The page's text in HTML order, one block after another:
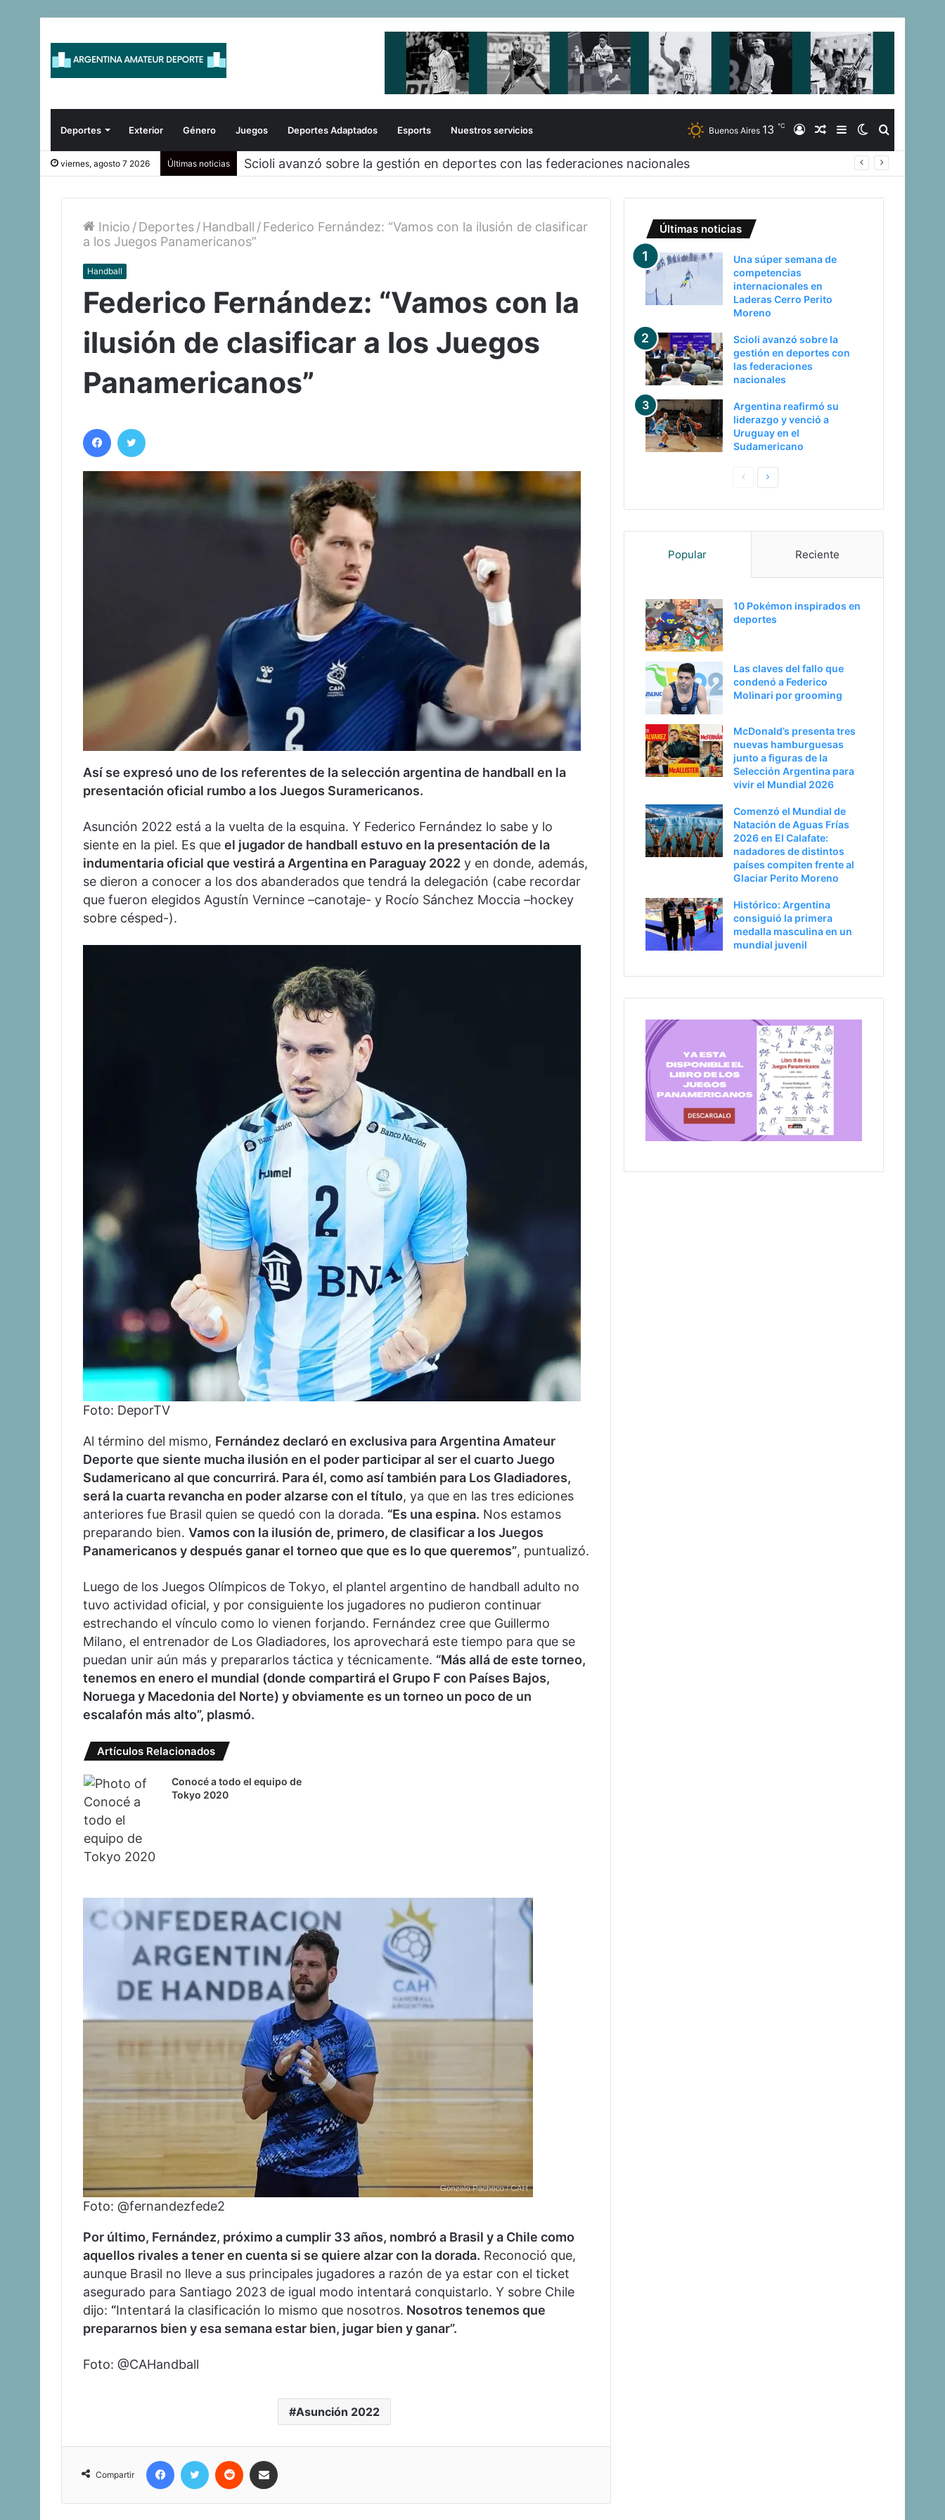
Deportes Exterior Género Juegos Deportes Adaptados Esports Nuestros servicios Buscar
Switch
skin
Barra
Lateral
Artículo
Aleatorio
Iniciar
Buenos Aires 13 ℃
viernes, agosto 7 2026 Últimas noticias Scioli avanzó sobre la gestión en deportes con las federaciones nacionales
Inicio /Deportes/Handball /Federico Fernández: “Vamos con la ilusión de clasificar
a los Juegos Panamericanos”
Handball
Federico Fernández: “Vamos con la
ilusión de clasificar a los Juegos
Panamericanos”
Facebook
Así se expresó uno de los referentes de la selección argentina de handball en la
presentación oficial rumbo a los Juegos Suramericanos.
Asunción 2022 está a la vuelta de la esquina. Y Federico Fernández lo sabe y lo
siente en la piel. Es que el jugador de handball estuvo en la presentación de la
indumentaria oficial que vestirá a Argentina en Paraguay 2022 y en donde, además,
se dieron a conocer a los dos abanderados que tendrá la delegación (cabe recordar
que fueron elegidos Agustín Vernince –canotaje- y Rocío Sánchez Moccia –hockey
sobre césped-).
Foto: DeporTV
Al término del mismo, Fernández declaró en exclusiva para Argentina Amateur
Deporte que siente mucha ilusión en el poder participar al ser el cuarto Juego
Sudamericano al que concurrirá. Para él, como así también para Los Gladiadores,
será la cuarta revancha en poder alzarse con el título, ya que en las tres ediciones
anteriores fue Brasil quien se quedó con la dorada. “Es una espina. Nos estamos
preparando bien. Vamos con la ilusión de, primero, de clasificar a los Juegos
Panamericanos y después ganar el torneo que que es lo que queremos”, puntualizó.
Luego de los Juegos Olímpicos de Tokyo, el plantel argentino de handball adulto no
tuvo actividad oficial, y por consiguiente los jugadores no pudieron continuar
estrechando el vínculo como lo vienen forjando. Fernández cree que Guillermo
Milano, el entrenador de Los Gladiadores, los aprovechará este tiempo para que se
puedan unir aún más y prepararlos táctica y técnicamente. “Más allá de este torneo,
tenemos en enero el mundial (donde compartirá el Grupo F con Países Bajos,
Noruega y Macedonia del Norte) y obviamente es un torneo un poco de un
escalafón más alto”, plasmó.
Artículos Relacionados
Conocé a todo el equipo de
Tokyo 2020
Foto: @fernandezfede2
Por último, Fernández, próximo a cumplir 33 años, nombró a Brasil y a Chile como
aquellos rivales a tener en cuenta si se quiere alzar con la dorada. Reconoció que,
aunque Brasil no lleve a sus principales jugadores a razón de ya estar con el ticket
asegurado para Santiago 2023 de igual modo intentará conquistarlo. Y sobre Chile
dijo: “Intentará la clasificación lo mismo que nosotros. Nosotros tenemos que
prepararnos bien y esa semana estar bien, jugar bien y ganar”.
Foto: @CAHandball
Asunción 2022
Compartir
Facebook
Twitter Reddit
Últimas noticias
Una súper semana de
competencias
internacionales en
Laderas Cerro Perito
Moreno
Scioli avanzó sobre la
gestión en deportes con
las federaciones
nacionales
Argentina reafirmó su
liderazgo y venció a
Uruguay en el
Sudamericano
PaginaSiguiente
Popular Reciente
10 Pokémon inspirados en
deportes
Las claves del fallo que
condenó a Federico
Molinari por grooming
McDonald’s presenta tres
nuevas hamburguesas
junto a figuras de la
Selección Argentina para
vivir el Mundial 2026
Comenzó el Mundial de
Natación de Aguas Frías
2026 en El Calafate:
nadadores de distintos
países compiten frente al
Glaciar Perito Moreno
Histórico: Argentina
consiguió la primera
medalla masculina en un
mundial juvenil